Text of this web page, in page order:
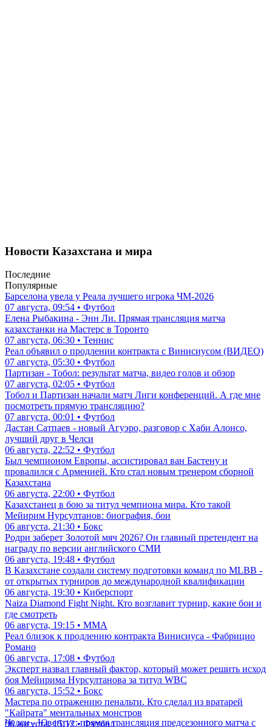
Новости Казахстана и мира
Последние
Популярные
Барселона увела у Реала лучшего игрока ЧМ-2026
07 августа, 09:54 • Футбол
Елена Рыбакина - Энн Ли. Прямая трансляция матча
казахстанки на Мастерс в Торонто
07 августа, 06:30 • Теннис
Реал объявил о продлении контракта с Винисиусом (ВИДЕО)
07 августа, 05:30 • Футбол
Партизан - Тобол: результат матча, видео голов и обзор
07 августа, 02:05 • Футбол
Тобол и Партизан начали матч Лиги конференций. А где мне
посмотреть прямую трансляцию?
07 августа, 00:01 • Футбол
Дастан Сатпаев - новый Агуэро, разговор с Хаби Алонсо,
лучший друг в Челси
06 августа, 22:52 • Футбол
Был чемпионом Европы, ассистировал ван Бастену и
провалился с Арменией. Кто стал новым тренером сборной
Казахстана
06 августа, 22:00 • Футбол
Казахстанец в бою за титул чемпиона мира. Кто такой
Мейирим Нурсултанов: биография, бои
06 августа, 21:30 • Бокс
Родри заберет Золотой мяч 2026? Он главный претендент на
награду по версии английского СМИ
06 августа, 19:48 • Футбол
В Казахстане создали систему подготовки команд по MLBB -
от открытых турниров до международной квалификации
06 августа, 19:30 • Киберспорт
Naiza Diamond Fight Night. Кто возглавит турнир, какие бои и
где смотреть
06 августа, 19:15 • ММА
Реал близок к продлению контракта Винисиуса - Фабрицио
Романо
06 августа, 17:08 • Футбол
Эксперт назвал главный фактор, который может решить исход
боя Мейирима Нурсултанова за титул WBC
06 августа, 15:52 • Бокс
Мастера по отражению пенальти. Кто сделал из вратарей
"Кайрата" ментальных монстров
06 августа, 15:12 • Футбол
Челси - Ювентус: прямая трансляция предсезонного матча с